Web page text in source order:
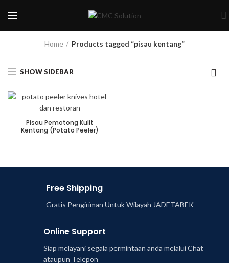
Home Products tagged “pisau kentang”
SHOW SIDEBAR
Pisau Pemotong Kulit
Kentang (Potato Peeler)
Free Shipping
Gratis Pengiriman Untuk Wilayah JADETABEK
Online Support
Siap melayani segala permintaan anda melalui Chat
ataupun Telepon